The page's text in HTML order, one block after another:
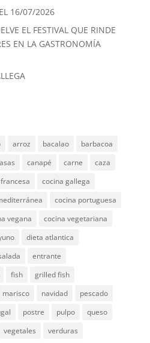
16/07/2026
EL FESTIVAL QUE RINDE
EN LA GASTRONOMÍA
arroz bacalao
barbacoa
canapé carne
caza
cocina gallega
cocina portuguesa
vegana
cocina vegetariana
dieta atlantica
entrante
fish
grilled fish
marisco navidad
pescado
postre pulpo
queso
vegetales verduras